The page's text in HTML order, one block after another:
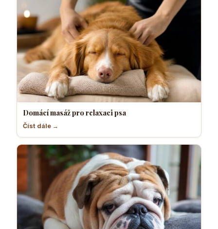
Domácí masáž pro relaxaci psa
Číst dále →